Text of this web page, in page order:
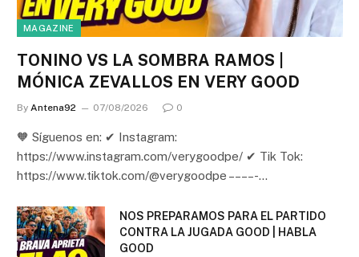
MAGAZINE
TONINO VS LA SOMBRA RAMOS |
MÓNICA ZEVALLOS EN VERY GOOD
By Antena92 07/08/2026 0
🧡 Síguenos en: ✔ Instagram:
https://www.instagram.com/verygoodpe/ ✔ Tik Tok:
https://www.tiktok.com/@verygoodpe – – – – -…
NOS PREPARAMOS PARA EL PARTIDO
CONTRA LA JUGADA GOOD | HABLA
GOOD